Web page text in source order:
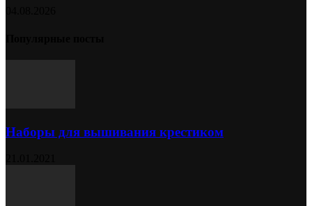
Наборы для вышивания крестиком